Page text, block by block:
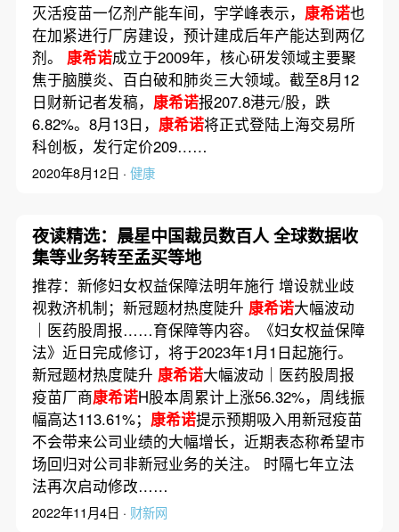
灭活疫苗一亿剂产能车间，宇学峰表示， 康希诺也
在加紧进行厂房建设，预计建成后年产能达到两亿
剂。 康希诺成立于2009年，核心研发领域主要聚
焦于脑膜炎、百白破和肺炎三大领域。截至8月12
日财新记者发稿， 康希诺报207.8港元/股，跌
6.82%。8月13日， 康希诺将正式登陆上海交易所
科创板，发行定价209……
2020年8月12日 · 健康
夜读精选：晨星中国裁员数百人 全球数据收
集等业务转至孟买等地
推荐：新修妇女权益保障法明年施行 增设就业歧
视救济机制；新冠题材热度陡升 康希诺大幅波动
｜医药股周报……育保障等内容。《妇女权益保障
法》近日完成修订，将于2023年1月1日起施行。
新冠题材热度陡升 康希诺大幅波动｜医药股周报
疫苗厂商康希诺H股本周累计上涨56.32%，周线振
幅高达113.61%； 康希诺提示预期吸入用新冠疫苗
不会带来公司业绩的大幅增长，近期表态称希望市
场回归对公司非新冠业务的关注。 时隔七年立法
法再次启动修改……
2022年11月4日 · 财新网